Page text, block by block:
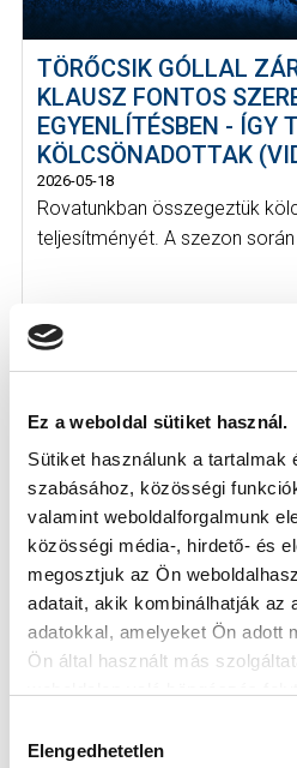
Ez a weboldal sütiket használ.
Sütiket használunk a tartalmak
szabásához, közösségi
valamint weboldalforgalmunk
közösségi média-, hirdető- és
megosztjuk az Ön
adatait, akik kombinálhatják az
adatokkal, amelyeket Ön adott
Ön által használt más
kiválasztása
Elengedhetetlen
TÖRŐCSIK GÓLLAL
KLAUSZ FONTOS
EGYENLÍTÉSBEN - ÍGY
KÖLCSÖNADOTTAK
2026-05-18
Rovatunkban összegeztük
teljesítményét. A szezon
KÖVETKEZŐ MÉRKŐZÉS
ÚJ HIDEGKUTI
MTK BUDAPEST
VS
Ne maradjon le egy eseményről